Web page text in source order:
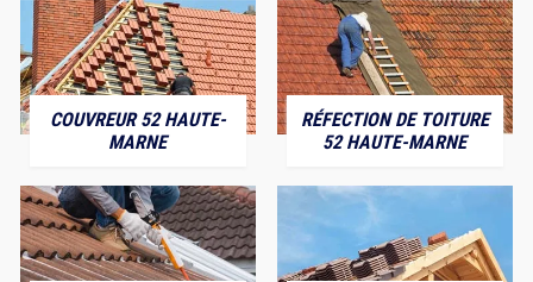
COUVREUR 52 HAUTE-
MARNE
RÉFECTION DE TOITURE
52 HAUTE-MARNE